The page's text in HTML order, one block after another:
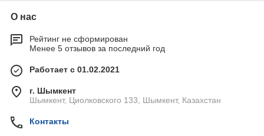
О нас
Рейтинг не сформирован
Менее 5 отзывов за последний год
Работает с 01.02.2021
г. Шымкент
Шымкент, Циолковского 133, Шымкент, Казахстан
Контакты